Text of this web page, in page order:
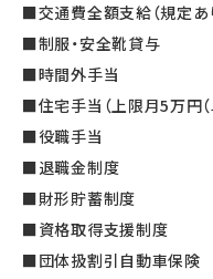
■交通費全額支給（規定あ
■制服・安全靴貸与
■時間外手当
■住宅手当（上限月5万円（
■役職手当
■退職金制度
■財形貯蓄制度
■資格取得支援制度
■団体扱割引自動車保険